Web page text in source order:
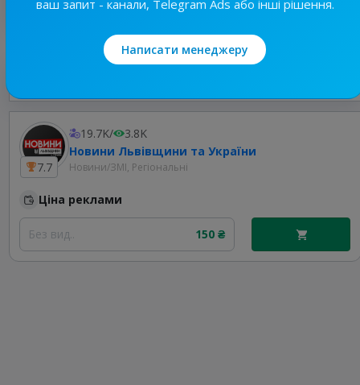
7.7
19.7K/
3.8K
Новини Львівщини та України
Новини/ЗМІ, Регіональні
Ціна реклами
Без вид.. 150 ₴
ваш запит - канали, Telegram Ads або інші рішення.
Написати менеджеру